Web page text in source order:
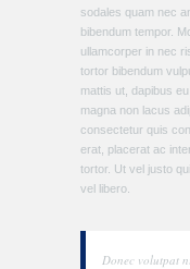
sodales quam nec
bibendum tempor.
ullamcorper in nec
tortor bibendum
mattis ut, dapibus
magna non lacus
consectetur quis
erat, placerat ac
tortor. Ut vel justo
vel libero.
Donec volutpat